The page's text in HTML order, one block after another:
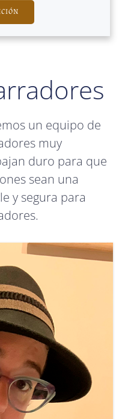
un equipo de
muy
duro para que
sean una
y segura para